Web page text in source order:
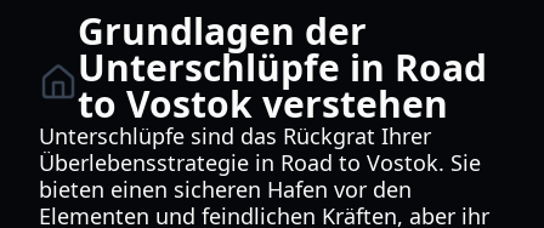
Grundlagen der
Unterschlüpfe in Road
to Vostok verstehen
Unterschlüpfe sind das Rückgrat Ihrer
Überlebensstrategie in Road to Vostok. Sie
bieten einen sicheren Hafen vor den
Elementen und feindlichen Kräften, aber ihr